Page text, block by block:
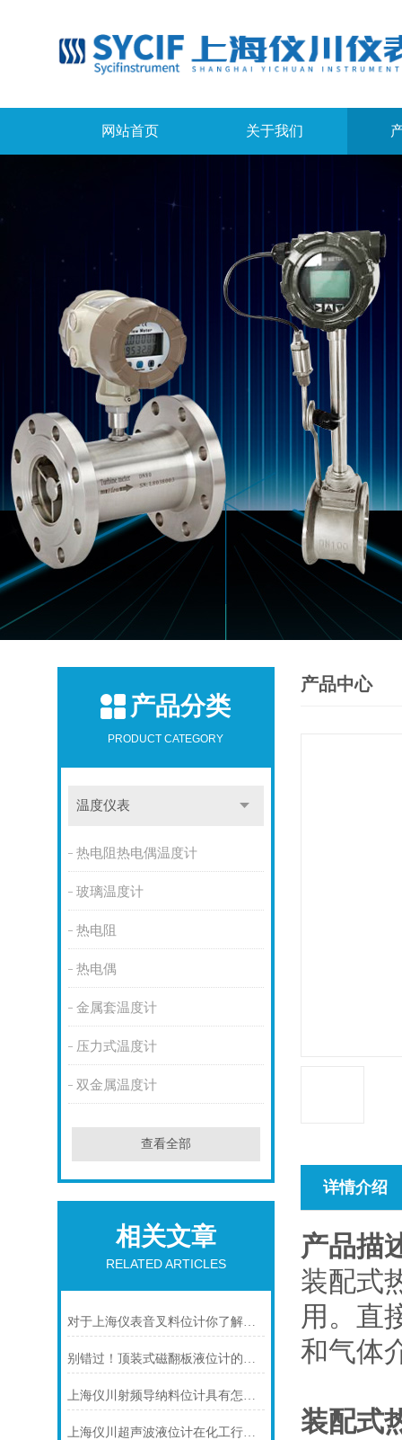
网站首页 关于我们
产品分类
PRODUCT CATEGORY
温度仪表
热电阻热电偶温度计
玻璃温度计
热电阻
热电偶
金属套温度计
压力式温度计
双金属温度计
查看全部
相关文章
RELATED ARTICLES
对于上海仪表音叉料位计你了解多少呢？
别错过！顶装式磁翻板液位计的适用版图，一文解锁核心场景
上海仪川射频导纳料位计具有怎样的特点呢？
上海仪川超声波液位计在化工行业中的应用优势
产品中心
详情介绍
产品描
装配式
用。直
和气体
装配式